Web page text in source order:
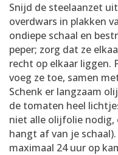
Snijd de steelaanzet
overdwars in plakken
ondiepe schaal en
peper; zorg dat ze
recht op elkaar liggen.
voeg ze toe, samen
Schenk er langzaam
de tomaten heel
niet alle olijfolie
hangt af van je
maximaal 24 uur op